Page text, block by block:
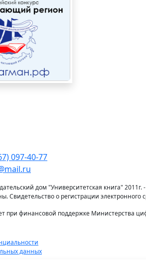
097-40-77
дом "Университетская книга" 2011г. -
Свидетельство о регистрации
при финансовой поддержке Министерства
данных